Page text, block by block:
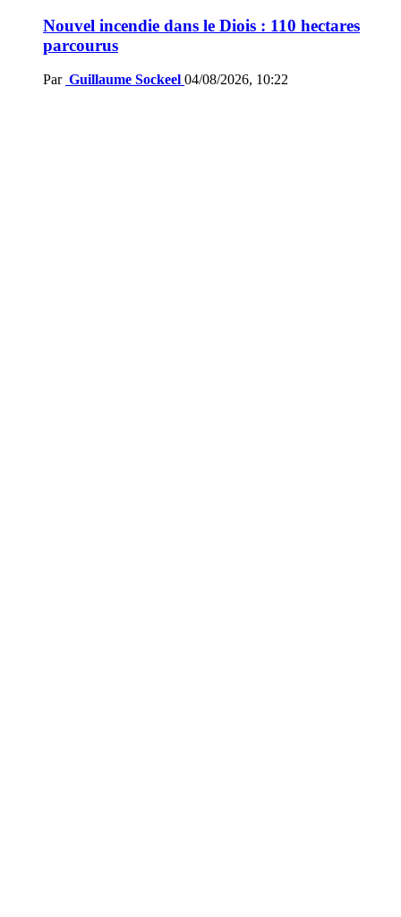
Nouvel incendie dans le Diois : 110 hectares
parcourus
Par Guillaume Sockeel 04/08/2026, 10:22